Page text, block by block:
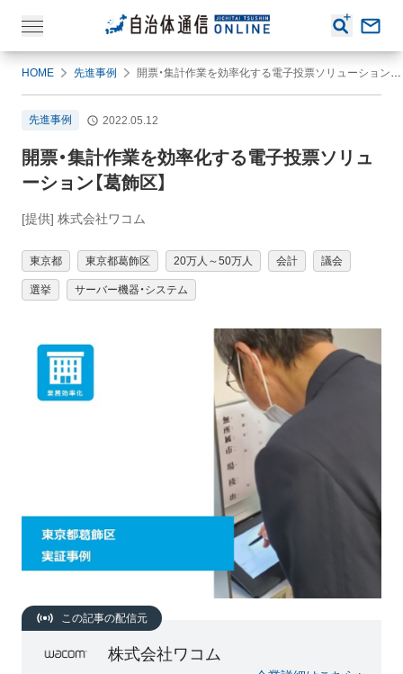
HOME 先進事例 開票・集計作業を効率化する電子投票ソリューション【葛飾区】
先進事例 2022.05.12
開票・集計作業を効率化する電子投票ソリュ
ーション【葛飾区】
[提供] 株式会社ワコム
東京都 東京都葛飾区 20万人～50万人 会計 議会
選挙 サーバー機器・システム
この記事の配信元
株式会社ワコム